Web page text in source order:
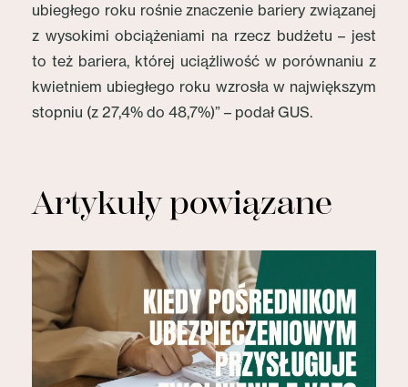
ubiegłego roku rośnie znaczenie bariery związanej
z wysokimi obciążeniami na rzecz budżetu – jest
to też bariera, której uciążliwość w porównaniu z
kwietniem ubiegłego roku wzrosła w największym
stopniu (z 27,4% do 48,7%)” – podał GUS.
Artykuły powiązane